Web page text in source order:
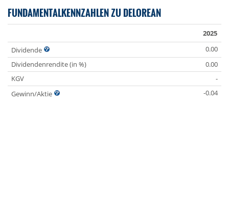
FUNDAMENTALKENNZAHLEN ZU DELOREAN
2025
Dividende
0.00
Dividendenrendite (in %)
0.00
KGV
-
Gewinn/Aktie
-0.04